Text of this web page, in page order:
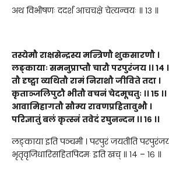
अथ विभीषणः ददर्श आचचक्षे चेत्यन्वयः ॥ १३ ॥
तस्येमौ राक्षसेन्द्रस्य मन्त्रिणौ शुकसारणौ ।
लङ्कायाः समनुप्राप्तौ चारौ परपुरंजय ।।१४
तौ दृष्ट्वा व्यथितौ रामं निराशौ जीविते तदा ।
कृताञ्जलिपुटौ भीतौ वचनं चेदमूचतुः ।।१५ ।।
आवामिहागतौ सौम्य रावणप्रहितावुभौ ।
परिज्ञातुं बलं कृत्स्नं तवेदं रघुनन्दन ।।१६ ।।
लङ्काया इति पञ्चमी । परपुरं जयतीति
भृतृवृजिधारिसहितपिदमः इति खच् ॥ १४ – १६ ॥